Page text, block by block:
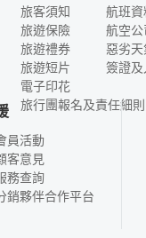
旅客須知
旅遊保險
旅遊禮券
旅遊短片
電子印花
航班
航空
惡劣
簽證
旅行團報名及責任細則
員活動
客意見
務查詢
銷夥伴合作平台